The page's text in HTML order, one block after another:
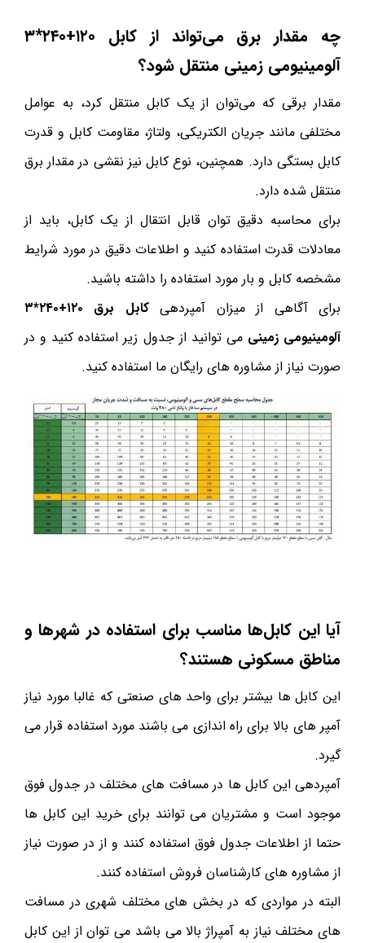
چه مقدار برق می‌تواند از کابل ۱۲۰+۲۴۰*۳
آلومینیومی زمینی منتقل شود؟
مقدار برقی که می‌توان از یک کابل منتقل کرد، به عوامل
مختلفی مانند جریان الکتریکی، ولتاژ، مقاومت کابل و قدرت
کابل بستگی دارد. همچنین، نوع کابل نیز نقشی در مقدار برق
منتقل شده دارد.
برای محاسبه دقیق توان قابل انتقال از یک کابل، باید از
معادلات قدرت استفاده کنید و اطلاعات دقیق در مورد شرایط
مشخصه کابل و بار مورد استفاده را داشته باشید.
برای آگاهی از میزان آمپردهی
کابل برق ۱۲۰+۲۴۰*۳
آلومینیومی زمینی می توانید از جدول زیر استفاده کنید و در
صورت نیاز از مشاوره های رایگان ما استفاده کنید.
آیا این کابل‌ها مناسب برای استفاده در شهرها و
مناطق مسکونی هستند؟
این کابل ها بیشتر برای واحد های صنعتی که غالبا مورد نیاز
آمپر های بالا برای راه اندازی می باشند مورد استفاده قرار می
گیرد.
آمپردهی این کابل ها در مسافت های مختلف در جدول فوق
موجود است و مشتریان می توانند برای خرید این کابل ها
حتما از اطلاعات جدول فوق استفاده کنند و از در صورت نیاز
از مشاوره های کارشناسان فروش استفاده کنند.
البته در مواردی که در بخش های مختلف شهری در مسافت
های مختلف نیاز به آمپراژ بالا می باشد می توان از این کابل